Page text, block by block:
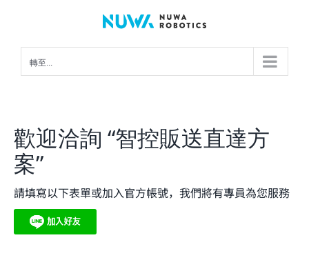
content
轉至...
歡迎洽詢 “智控販送直達方
案”
請填寫以下表單或加入官方帳號，我們將有專員為您服務